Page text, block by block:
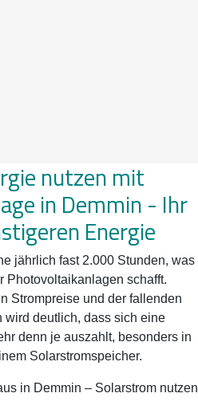
nutzen mit
in Demmin - Ihr
Energie
jährlich fast 2.000 Stunden, was
Photovoltaikanlagen schafft.
Strompreise und der fallenden
wird deutlich, dass sich eine
denn je auszahlt, besonders in
Solarstromspeicher.